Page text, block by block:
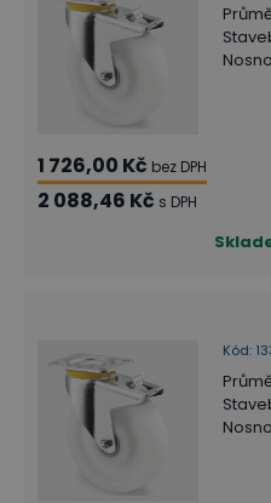
1 726,00 Kč bez DPH
2 088,46 Kč s DPH
Kód: